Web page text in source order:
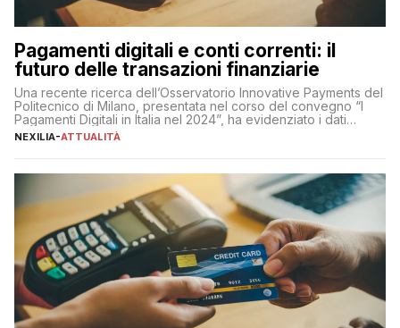
Pagamenti digitali e conti correnti: il
futuro delle transazioni finanziarie
Una recente ricerca dell’Osservatorio Innovative Payments del
Politecnico di Milano, presentata nel corso del convegno “I
Pagamenti Digitali in Italia nel 2024”, ha evidenziato i dati
definitivi del primo semestre 2024 relativamente alle
NEXILIA-ATTUALITÀ